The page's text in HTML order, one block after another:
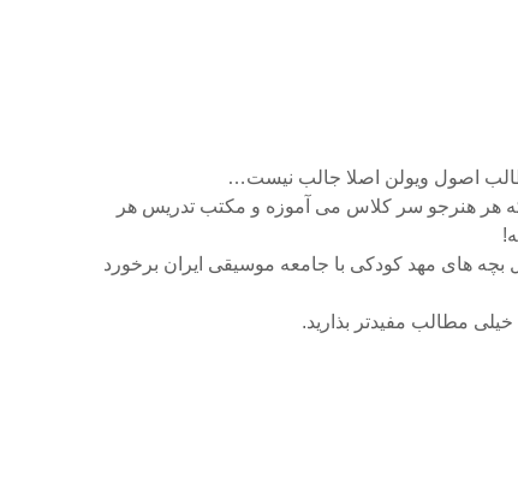
اصول ویولن اصلا جالب نیست…
که هر هنرجو سر کلاس می آموزه و مکتب تدریس هر
بچه های مهد کودکی با جامعه موسیقی ایران برخورد
خیلی مطالب مفیدتر بذارید.